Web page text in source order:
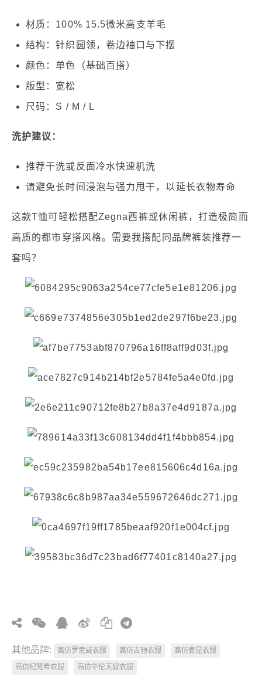
材质：100% 15.5微米高支羊毛
结构：针织圆领，卷边袖口与下摆
颜色：单色（基础百搭）
版型：宽松
尺码：S / M / L
洗护建议：
推荐干洗或反面冷水快速机洗
请避免长时间浸泡与强力甩干，以延长衣物寿命
这款T恤可轻松搭配Zegna西裤或休闲裤，打造极简而
高质的都市穿搭风格。需要我搭配同品牌裤装推荐一
套吗？
其他品牌: 高仿罗意威衣服 高仿古驰衣服
高仿麦昆衣服
高仿纪梵希衣服
高仿华伦天奴衣服